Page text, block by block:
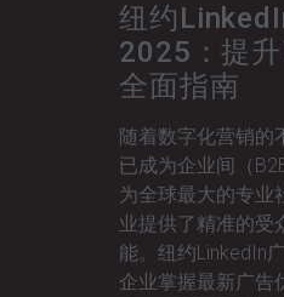
纽约
2025：提
全面指南
随着数字化营销的
已成为企业间（
为全球最大的专业
业提供了精准的受
能。纽约LinkedIn
企业掌握最新广告